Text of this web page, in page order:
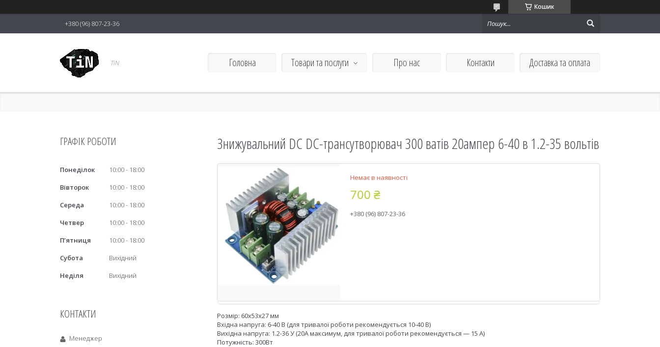
Кошик
+380 (96) 807-23-36
TiN Головна Товари та послуги Про нас Контакти Доставка та оплата
Знижувальний DC DC-трансутворювач 300 ватів 20ампер 6-40 в 1.2-35 вольтів
Немає в наявності
700 ₴
+380 (96) 807-23-36
Розмір: 60x53х27 мм
Вхідна напруга: 6-40 В (для тривалої роботи рекомендується 10-40 В)
Вихідна напруга: 1.2-36 У (20А максимум, для тривалої роботи рекомендується — 15 А)
Потужність: 300Вт
ГРАФІК РОБОТИ
Понеділок 10:00
18:00
Вівторок
10:00
18:00
Середа
10:00
18:00
Четвер
10:00
18:00
Пʼятниця
10:00
18:00
Субота
Вихідний
Неділя
Вихідний
КОНТАКТИ
Менеджер